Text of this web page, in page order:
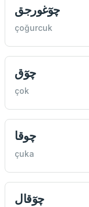
چوٓغورجق
çoğurcuk
چوٓق
çok
چوقا
çuka
چوٓقال